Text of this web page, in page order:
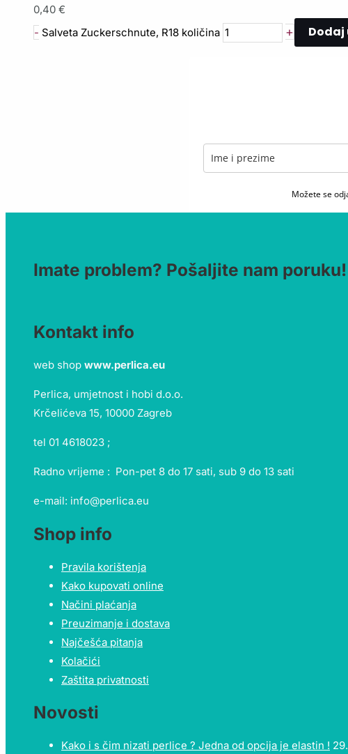
0,40 €
- Salveta Zuckerschnute, R18 količina + Dodaj
Možete se
Imate problem? Pošaljite nam poruku!
Kontakt info
web shop www.perlica.eu
Perlica, umjetnost i hobi d.o.o.
Krčelićeva 15, 10000 Zagreb
tel 01 4618023 ;
Radno vrijeme : Pon-pet 8 do 17 sati, sub 9 do 13 sati
e-mail: info@perlica.eu
Shop info
Pravila korištenja
Kako kupovati online
Načini plaćanja
Preuzimanje i dostava
Najčešća pitanja
Kolačići
Zaštita privatnosti
Novosti
Kako i s čim nizati perlice ? Jedna od opcija je elastin !